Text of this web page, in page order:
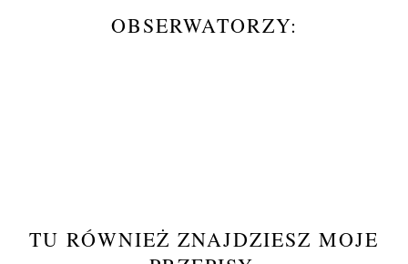
OBSERWATORZY:
TU RÓWNIEŻ ZNAJDZIESZ MOJE